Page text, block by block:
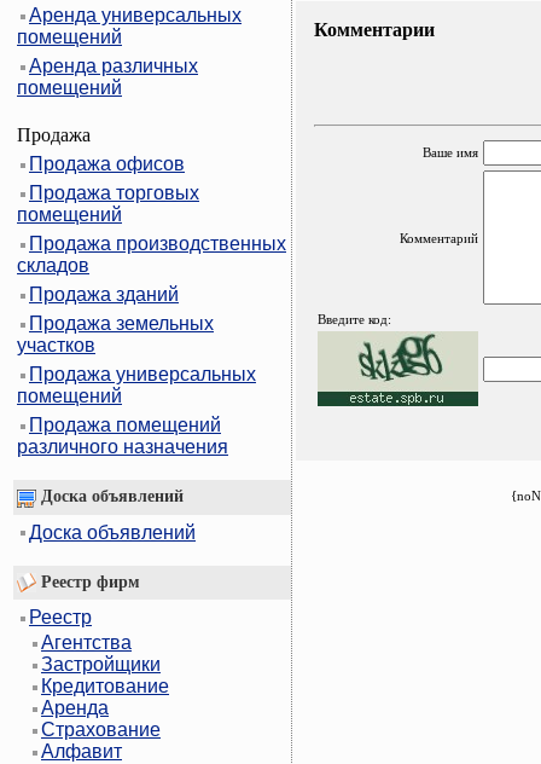
Аренда универсальных
помещений
Аренда различных
помещений
Продажа
Продажа офисов
Продажа торговых
помещений
Продажа производственных
складов
Продажа зданий
Продажа земельных
участков
Продажа универсальных
помещений
Продажа помещений
различного назначения
Доска объявлений
Доска объявлений
Реестр фирм
Реестр
Агентства
Застройщики
Кредитование
Аренда
Страхование
Алфавит
Комментарии
Ваше имя
Комментарий
Введите код: